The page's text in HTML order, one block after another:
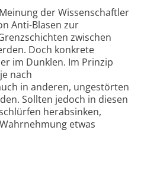
der Wissenschaftler
Anti-Blasen zur
zwischen
Doch konkrete
im Dunklen. Im Prinzip
nach
in anderen, ungestörten
Sollten jedoch in diesen
herabsinken,
etwas